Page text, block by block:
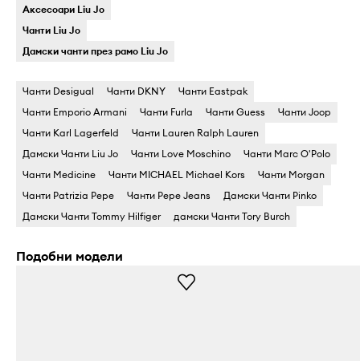
Аксесоари Liu Jo
Чанти Liu Jo
Дамски чанти през рамо Liu Jo
Чанти Desigual Чанти DKNY
Чанти Eastpak
Чанти Emporio Armani
Чанти Furla Чанти Guess
Чанти Joop
Чанти Karl Lagerfeld
Чанти Lauren Ralph Lauren
Дамски Чанти Liu Jo
Чанти Love Moschino
Чанти Marc O'Polo
Чанти Medicine
Чанти MICHAEL Michael Kors
Чанти Morgan
Чанти Patrizia Pepe
Чанти Pepe Jeans
Дамски Чанти Pinko
Дамски Чанти Tommy Hilfiger
дамски Чанти Tory Burch
Подобни модели